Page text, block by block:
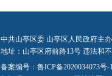
中共山亭区委 山亭区人民政府主
地址：山亭区府前路13号 违法和
备案编号： 鲁ICP备2020034073号-